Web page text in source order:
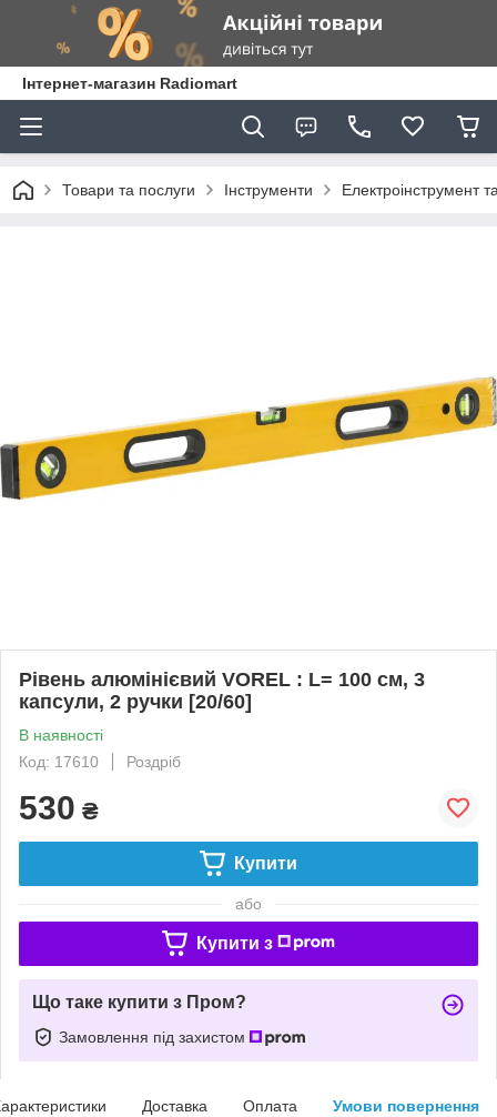
Інтернет-магазин Radiomart
Товари та послуги Інструменти Електроінструмент
Рівень алюмінієвий VOREL : L= 100 cм, 3
капсули, 2 ручки [20/60]
В наявності
Код: 17610
Роздріб
530 ₴
Купити
або
Купити з
Що таке купити з Пром?
Замовлення під захистом
Доставка Оплата Умови повернення